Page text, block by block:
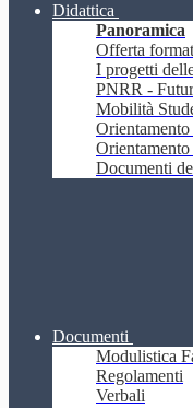
Didattica
Panoramica
Offerta
I progetti
PNRR -
Mobilità
Documenti
Documenti
Modulistica
Regolamenti
Verbali